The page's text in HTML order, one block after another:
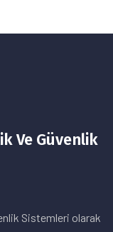
Ve Güvenlik
Sistemleri olarak